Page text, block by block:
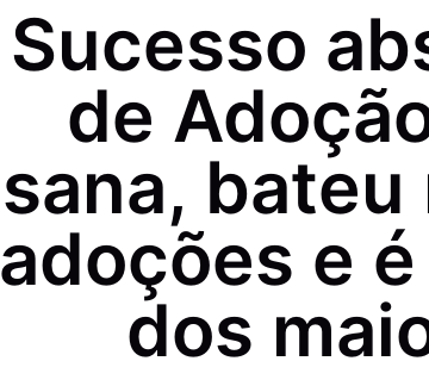
Sucesso
de
sana,
adoções e
dos